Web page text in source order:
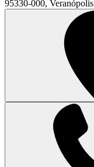
95330-000, Veranópolis